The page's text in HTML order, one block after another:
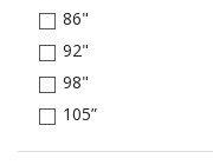
86"
92"
98"
105”